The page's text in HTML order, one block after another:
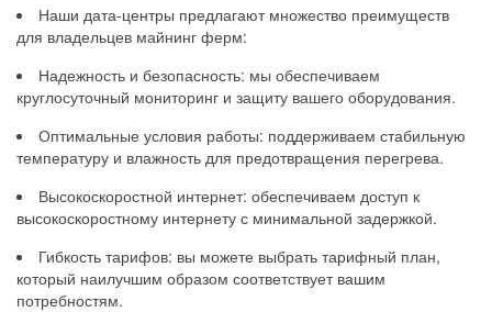
Наши дата-центры предлагают множество преимуществ
для владельцев майнинг ферм:
Надежность и безопасность: мы обеспечиваем
круглосуточный мониторинг и защиту вашего оборудования.
Оптимальные условия работы: поддерживаем стабильную
температуру и влажность для предотвращения перегрева.
Высокоскоростной интернет: обеспечиваем доступ к
высокоскоростному интернету с минимальной задержкой.
Гибкость тарифов: вы можете выбрать тарифный план,
который наилучшим образом соответствует вашим
потребностям.